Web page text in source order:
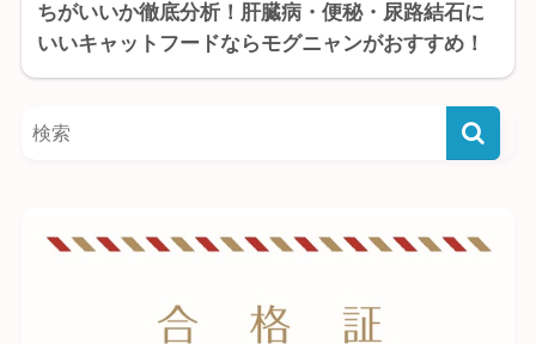
ちがいいか徹底分析！肝臓病・便秘・尿路結石に
いいキャットフードならモグニャンがおすすめ！